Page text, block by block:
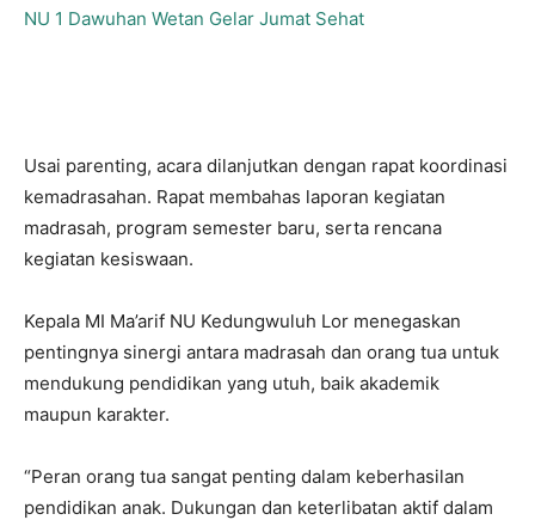
NU 1 Dawuhan Wetan Gelar Jumat Sehat
Usai parenting, acara dilanjutkan dengan rapat koordinasi
kemadrasahan. Rapat membahas laporan kegiatan
madrasah, program semester baru, serta rencana
kegiatan kesiswaan.
Kepala MI Ma’arif NU Kedungwuluh Lor menegaskan
pentingnya sinergi antara madrasah dan orang tua untuk
mendukung pendidikan yang utuh, baik akademik
maupun karakter.
“Peran orang tua sangat penting dalam keberhasilan
pendidikan anak. Dukungan dan keterlibatan aktif dalam